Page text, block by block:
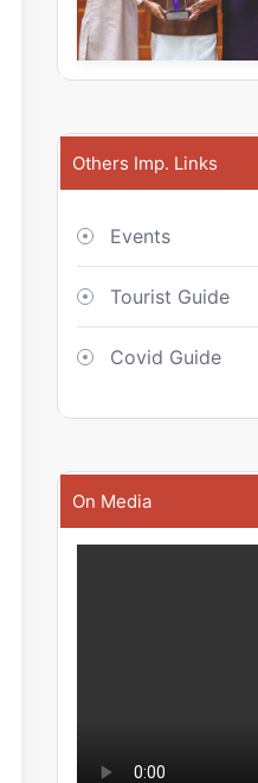
Others Imp. Links
Events
Tourist Guide
Covid Guide
On Media